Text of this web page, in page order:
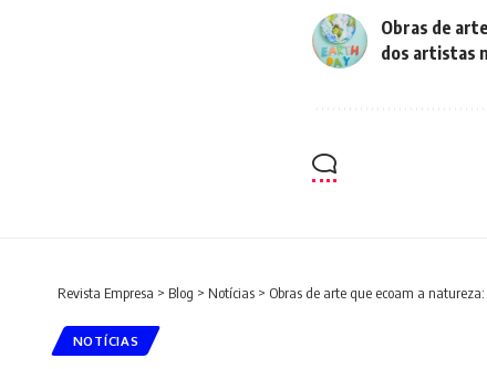
Obras de
dos artistas
Revista Empresa > Blog > Notícias > Obras de arte que ecoam a
NOTÍCIAS